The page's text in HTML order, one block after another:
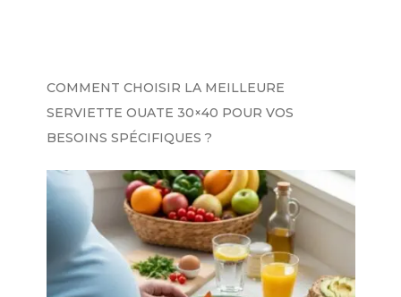
COMMENT CHOISIR LA MEILLEURE
SERVIETTE OUATE 30×40 POUR VOS
BESOINS SPÉCIFIQUES ?